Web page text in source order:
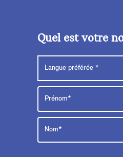
Quel est votre